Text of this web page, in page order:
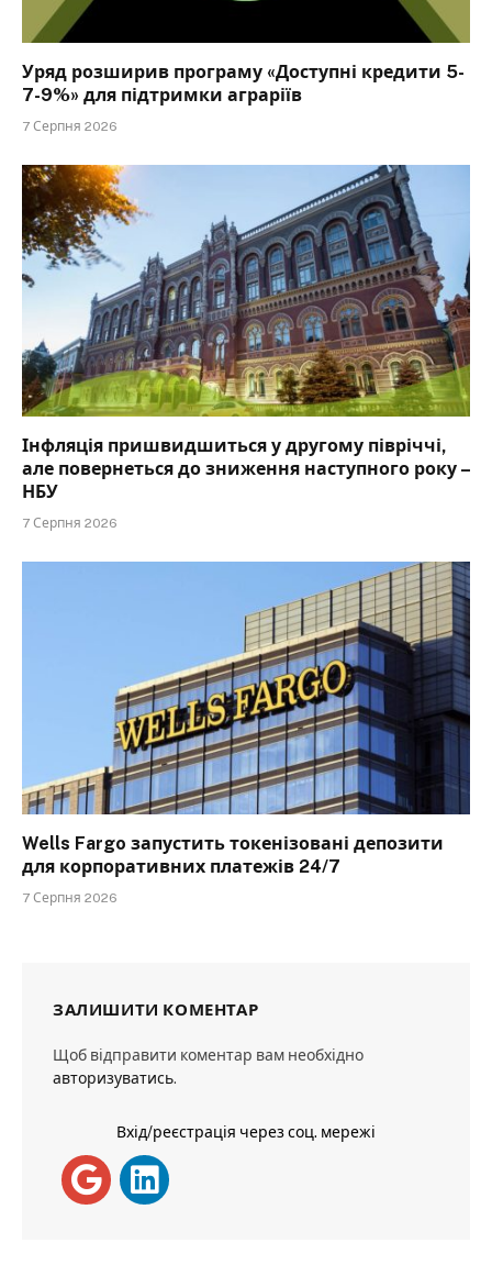
Уряд розширив програму «Доступні кредити 5-
7-9%» для підтримки аграріїв
7 Серпня 2026
Інфляція пришвидшиться у другому півріччі,
але повернеться до зниження наступного року –
НБУ
7 Серпня 2026
Wells Fargo запустить токенізовані депозити
для корпоративних платежів 24/7
7 Серпня 2026
ЗАЛИШИТИ КОМЕНТАР
Щоб відправити коментар вам необхідно
авторизуватись.
Вхід/реєстрація через соц. мережі